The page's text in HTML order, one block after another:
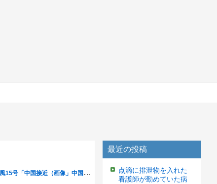
最近の投稿
点滴に排泄物を入れた
看護師が勤めていた病